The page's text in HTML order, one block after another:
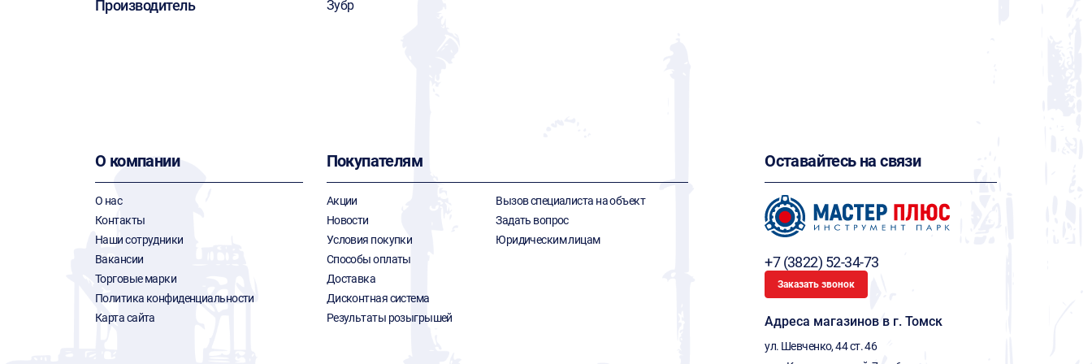
Производитель Зубр
О компании
О нас
Контакты
Наши сотрудники
Вакансии
Торговые марки
Политика конфиденциальности
Карта сайта
Покупателям
Акции
Новости
Условия покупки
Способы оплаты
Доставка
Дисконтная система
Результаты розыгрышей
Вызов специалиста на объект
Задать вопрос
Юридическим лицам
Оставайтесь на связи
+7 (3822) 52-34-73
Заказать звонок
Адреса магазинов в г. Томск
ул. Шевченко, 44 ст. 46